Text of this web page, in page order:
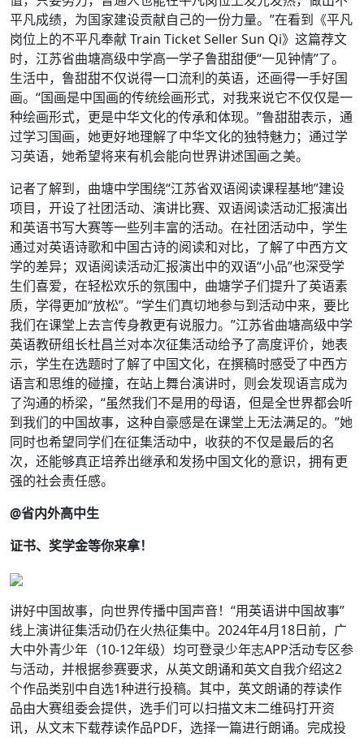
平凡成绩，为国家建设贡献自己的一份力量。”在看到《平凡
岗位上的不平凡奉献 Train Ticket Seller Sun Qi》这篇荐文
时，江苏省曲塘高级中学高一学子鲁甜甜便“一见钟情”了。
生活中，鲁甜甜不仅说得一口流利的英语，还画得一手好国
画。“国画是中国画的传统绘画形式，对我来说它不仅仅是一
种绘画形式，更是中华文化的传承和体现。”鲁甜甜表示，通
过学习国画，她更好地理解了中华文化的独特魅力；通过学
习英语，她希望将来有机会能向世界讲述国画之美。
记者了解到，曲塘中学围绕“江苏省双语阅读课程基地”建设
项目，开设了社团活动、演讲比赛、双语阅读活动汇报演出
和英语书写大赛等一些列丰富的活动。在社团活动中，学生
通过对英语诗歌和中国古诗的阅读和对比，了解了中西方文
学的差异；双语阅读活动汇报演出中的双语“小品”也深受学
生们喜爱，在轻松欢乐的氛围中，曲塘学子们提升了英语素
质，学得更加“放松”。“学生们真切地参与到活动中来，要比
我们在课堂上去言传身教更有说服力。”江苏省曲塘高级中学
英语教研组长杜昌兰对本次征集活动给予了高度评价，她表
示，学生在选题时了解了中国文化，在撰稿时感受了中西方
语言和思维的碰撞，在站上舞台演讲时，则会发现语言成为
了沟通的桥梁，“虽然我们不是用的母语，但是全世界都会听
到我们的中国故事，这种自豪感是在课堂上无法满足的。”她
同时也希望同学们在征集活动中，收获的不仅是最后的名
次，还能够真正培养出继承和发扬中国文化的意识，拥有更
强的社会责任感。
@省内外高中生
证书、奖学金等你来拿！
讲好中国故事，向世界传播中国声音！“用英语讲中国故事”
线上演讲征集活动仍在火热征集中。2024年4月18日前，广
大中外青少年（10-12年级）均可登录少年志APP活动专区参
与活动，并根据参赛要求，从英文朗诵和英文自我介绍这2
个作品类别中自选1种进行投稿。其中，英文朗诵的荐读作
品由大赛组委会提供，选手们可以扫描文末二维码打开资
讯，从文末下载荐读作品PDF，选择一篇进行朗诵。完成投